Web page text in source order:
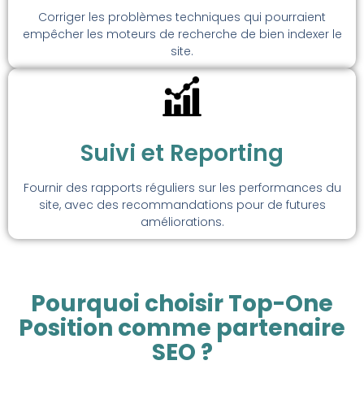
Corriger les problèmes techniques qui pourraient
empêcher les moteurs de recherche de bien indexer le
site.
Suivi et Reporting
Fournir des rapports réguliers sur les performances du
site, avec des recommandations pour de futures
améliorations.
Pourquoi choisir Top-One
Position comme partenaire
SEO ?